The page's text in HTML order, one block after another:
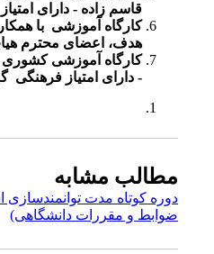
قاسم زاده - دارای
کارگاه آموزشی با
هدف، اعضای محترم
کارگاه آموزشی کشوری
- دارای امتیاز فرهنگی
مطالب مشابه
دوره کوتاه مدت توانمندسازی
ضوابط و مقررات دانشگاهی)